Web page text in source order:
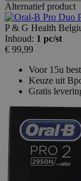
Alternatief product
P & G Health
Inhoud: 1 pc/st
€ 99,99
Voor 15u
Keuze uit
Gratis